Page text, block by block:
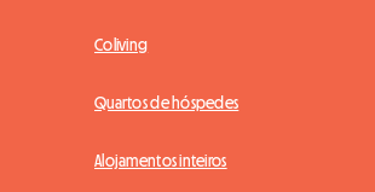
Coliving
Quartos de hóspedes
Alojamentos inteiros